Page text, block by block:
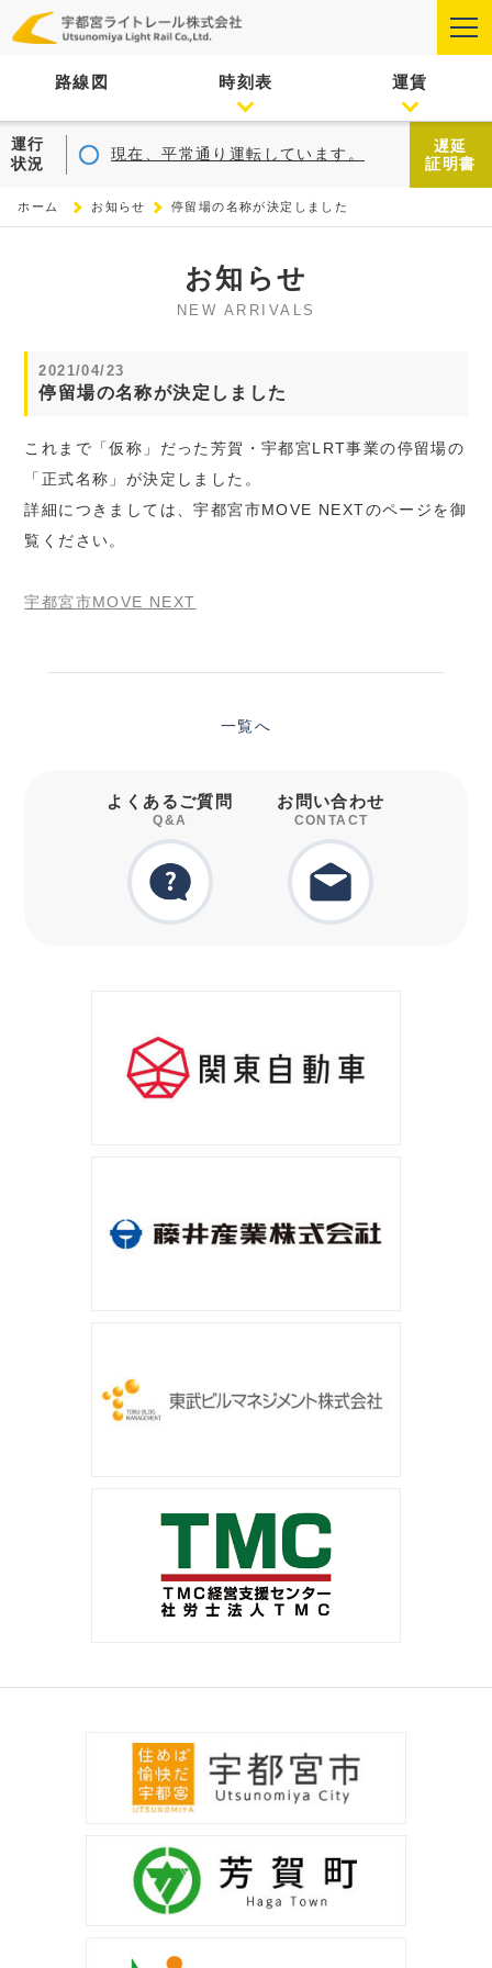
路線図 時刻表 運賃
運行
状況
現在、平常通り運転しています。
遅延
証明書
ホーム お知らせ 停留場の名称が決定しました
お知らせ
NEW ARRIVALS
2021/04/23
停留場の名称が決定しました
これまで「仮称」だった芳賀・宇都宮LRT事業の停留場の
「正式名称」が決定しました。
詳細につきましては、宇都宮市MOVE NEXTのページを御
覧ください。
宇都宮市MOVE NEXT
一覧へ
よくあるご質問
Q&A
お問い合わせ
CONTACT